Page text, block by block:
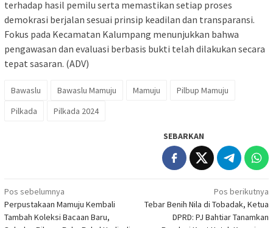
terhadap hasil pemilu serta memastikan setiap proses
demokrasi berjalan sesuai prinsip keadilan dan transparansi.
Fokus pada Kecamatan Kalumpang menunjukkan bahwa
pengawasan dan evaluasi berbasis bukti telah dilakukan secara
tepat sasaran. (ADV)
Bawaslu Bawaslu Mamuju Mamuju
Pilbup Mamuju
Pilkada
Pilkada 2024
SEBARKAN
Navigasi
pos
Pos sebelumnya
Perpustakaan Mamuju Kembali
Tambah Koleksi Bacaan Baru,
Pos berikutnya
Tebar Benih Nila di Tobadak, Ketua
DPRD: PJ Bahtiar Tanamkan